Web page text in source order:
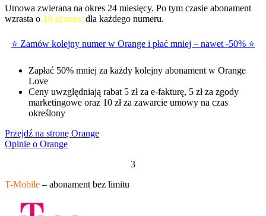
Umowa zwierana na okres 24 miesięcy. Po tym czasie abonament
wzrasta o 10 zł/mies. dla każdego numeru.
⭐ Zamów kolejny numer w Orange i płać mniej – nawet -50% ⭐
Zapłać 50% mniej za każdy kolejny abonament w Orange
Love
Ceny uwzględniają rabat 5 zł za e-fakturę, 5 zł za zgody
marketingowe oraz 10 zł za zawarcie umowy na czas
określony
Przejdź na stronę Orange
Opinie o Orange
3
T-Mobile – abonament bez limitu